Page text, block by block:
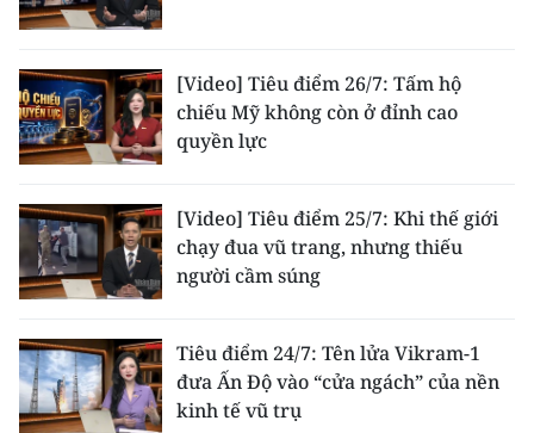
ENGLISH
中文
FRANÇAIS
ESPAÑOL
한국어
[Video] Tiêu điểm 26/7: Tấm hộ
chiếu Mỹ không còn ở đỉnh cao
quyền lực
[Video] Tiêu điểm 25/7: Khi thế giới
chạy đua vũ trang, nhưng thiếu
người cầm súng
Tiêu điểm 24/7: Tên lửa Vikram-1
đưa Ấn Độ vào “cửa ngách” của nền
kinh tế vũ trụ